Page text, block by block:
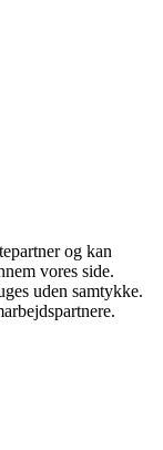
og kan
vores side.
uden samtykke.